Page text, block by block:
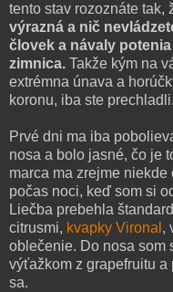
tento stav rozoznáte tak,
výrazná a nič
človek a návaly
zimnica. Takže kým na
extrémna únava a
koronu, iba ste
Prvé dni ma iba
nosa a bolo jasné, čo je
marca ma zrejme
počas noci, keď som si
Liečba prebehla
citrusmi, kvapky Vironal ,
oblečenie. Do nosa som
výťažkom z grapefruitu
sa.